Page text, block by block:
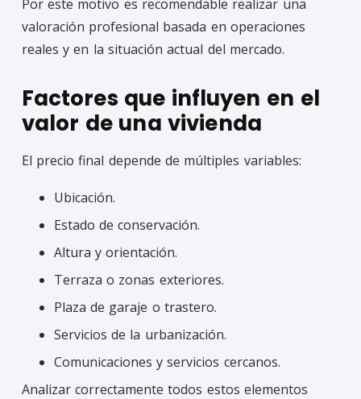
Por este motivo es recomendable realizar una
valoración profesional basada en operaciones
reales y en la situación actual del mercado.
Factores que influyen en el
valor de una vivienda
El precio final depende de múltiples variables:
Ubicación.
Estado de conservación.
Altura y orientación.
Terraza o zonas exteriores.
Plaza de garaje o trastero.
Servicios de la urbanización.
Comunicaciones y servicios cercanos.
Analizar correctamente todos estos elementos